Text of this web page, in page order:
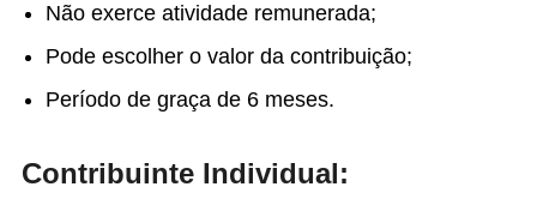
Não exerce atividade remunerada;
Pode escolher o valor da contribuição;
Período de graça de 6 meses.
Contribuinte Individual: